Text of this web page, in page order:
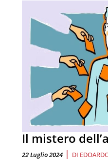
Il mistero
22 Luglio 2024 | DI